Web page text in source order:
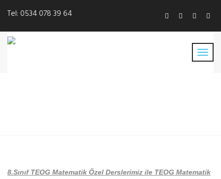
Tel: 0534 078 39 64
8.Sınıf TEOG Matematik Özel Derslerimiz ile TEOG Matematik